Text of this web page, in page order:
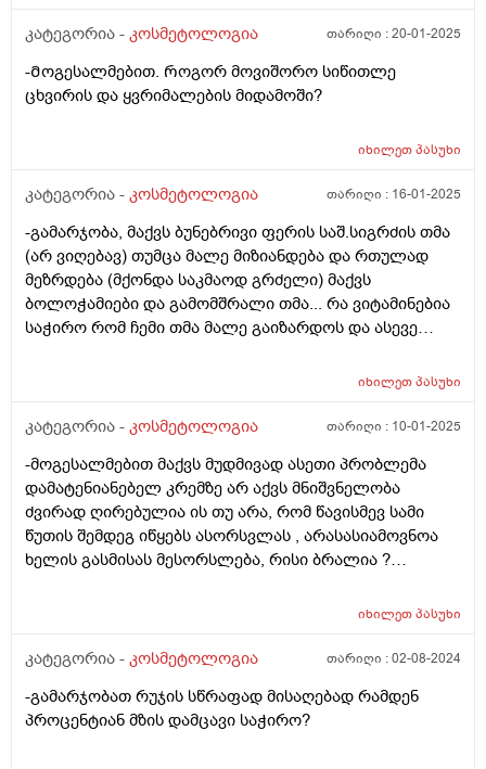
კატეგორია - კოსმეტოლოგია თარიღი :20-01-2025
-Მოგესალმებით. Როგორ მოვიშორო სიწითლე
ცხვირის და ყვრიმალების მიდამოში?
იხილეთპასუხი
კატეგორია - კოსმეტოლოგია თარიღი : 16-01-2025
-გამარჯობა, მაქვს ბუნებრივი ფერის საშ.სიგრძის თმა
(არ ვიღებავ) თუმცა მალე მიზიანდება და რთულად
მეზრდება (მქონდა საკმაოდ გრძელი) მაქვს
ბოლოჭამიები და გამომშრალი თმა... რა ვიტამინებია
საჭირო რომ ჩემი თმა მალე გაიზარდოს და ასევე
ანუ რა პროდუქტი რის შემდეგ გამოვიყენო
ყველაფერს ვიყენებ მაგრამ სასურველ შედეგს ვერ
რომელიც თან ხსშრად მცვივა <3 ვარ 25 წლის,
მადლობა
იხილეთპასუხი
კატეგორია - კოსმეტოლოგია თარიღი : 10-01-2025
-მოგესალმებით მაქვს მუდმივად ასეთი პრობლემა
დამატენიანებელ კრემზე არ აქვს მნიშვნელობა
ძვირად ღირებულია ის თუ არა, რომ წავისმევ სამი
წუთის შემდეგ იწყებს ასორსვლას , არასასიამოვნოა
ხელის გასმისას მესორსლება, რისი ბრალია ?
იხილეთპასუხი
კატეგორია - კოსმეტოლოგია თარიღი :02-08-2024
-გამარჯობათ რუჯის სწრაფად მისაღებად რამდენ
პროცენტიან მზის დამცავი საჭირო?